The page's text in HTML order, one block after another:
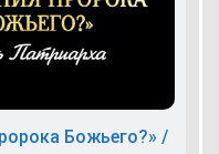
Божьего?» /